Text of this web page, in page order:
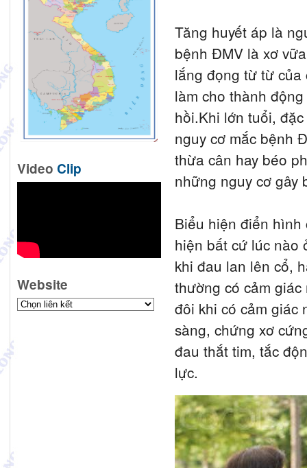
Video Clip
Website
Tăng huyết áp là
bệnh ĐMV là xơ
lắng đọng từ từ của
làm cho thành
hồi.Khi lớn tuổi,
nguy cơ mắc bệnh
thừa cân hay béo
những nguy cơ gây
Biểu hiện điển
hiện bất cứ lúc nào
khi đau lan lên cổ,
thường có cảm
đôi khi có cảm giác
sàng, chứng xơ
đau thắt tim, tắc
lực.